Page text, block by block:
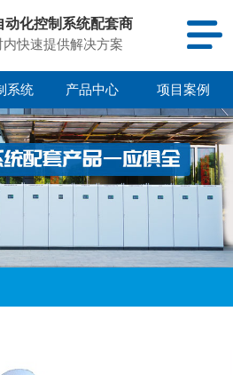
动化控制系统配套商
内快速提供解决方案
系统 产品中心 项目案例